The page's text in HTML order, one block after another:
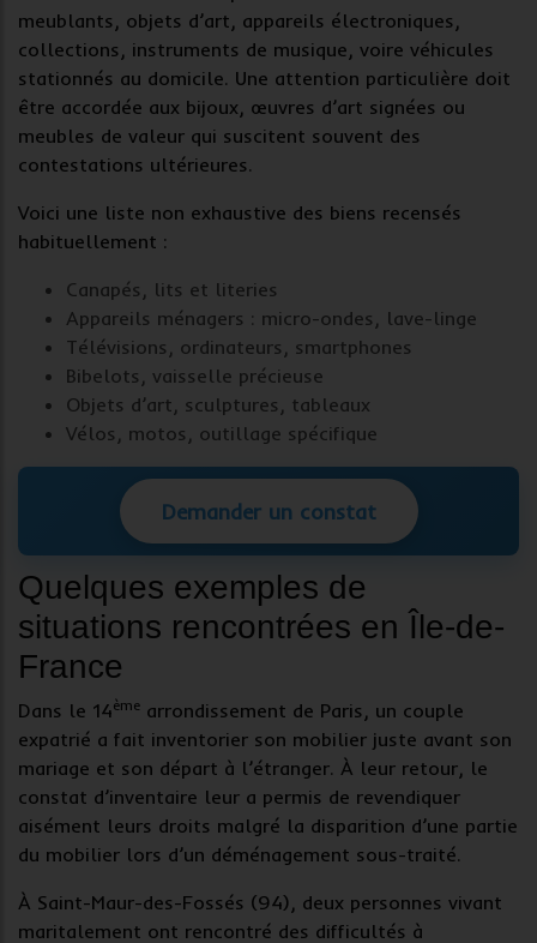
meublants, objets d’art, appareils électroniques,
collections, instruments de musique, voire véhicules
stationnés au domicile. Une attention particulière doit
être accordée aux bijoux, œuvres d’art signées ou
meubles de valeur qui suscitent souvent des
contestations ultérieures.
Voici une liste non exhaustive des biens recensés
habituellement :
Canapés , lits et literies
Appareils ménagers : micro-ondes, lave-linge
Télévisions , ordinateurs, smartphones
Bibelots, vaisselle précieuse
Objets d’art, sculptures, tableaux
Vélos, motos, outillage spécifique
Demander un constat
Quelques exemples de
situations rencontrées en Île-de-
France
Dans le 14ème arrondissement de Paris, un couple
expatrié a fait inventorier son mobilier juste avant son
mariage et son départ à l’étranger. À leur retour, le
constat d’inventaire leur a permis de revendiquer
aisément leurs droits malgré la disparition d’une partie
du mobilier lors d’un déménagement sous-traité.
À Saint-Maur-des-Fossés (94), deux personnes vivant
maritalement ont rencontré des difficultés à